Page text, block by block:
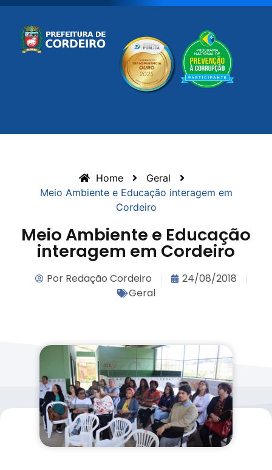
Home
Geral
Meio Ambiente e Educação interagem em
Cordeiro
Meio Ambiente e Educação
interagem em Cordeiro
PorRedação Cordeiro
24/08/2018
Geral